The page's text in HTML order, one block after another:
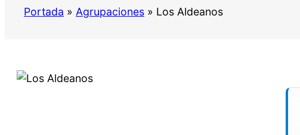
Portada » Agrupaciones » Los Aldeanos